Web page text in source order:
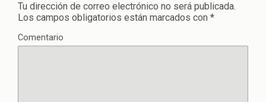
Tu dirección de correo electrónico no será publicada.
Los campos obligatorios están marcados con *
Comentario